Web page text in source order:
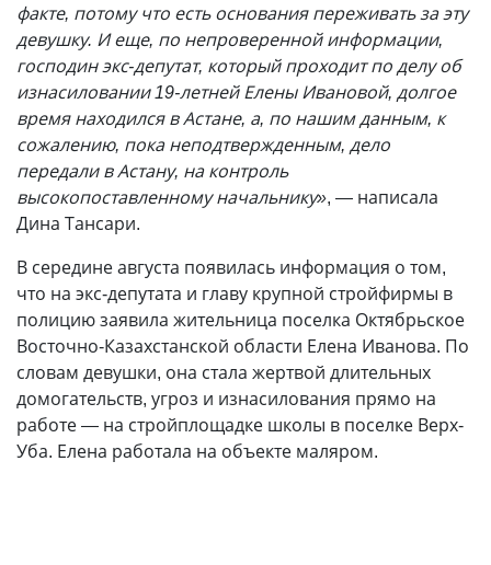
факте, потому что есть основания переживать за эту
девушку. И еще, по непроверенной информации,
господин экс-депутат, который проходит по делу об
изнасиловании 19-летней Елены Ивановой, долгое
время находился в Астане, а, по нашим данным, к
сожалению, пока неподтвержденным, дело
передали в Астану, на контроль
высокопоставленному начальнику», — написала
Дина Тансари.
В середине августа появилась информация о том,
что на экс-депутата и главу крупной стройфирмы в
полицию заявила жительница поселка Октябрьское
Восточно-Казахстанской области Елена Иванова. По
словам девушки, она стала жертвой длительных
домогательств, угроз и изнасилования прямо на
работе — на стройплощадке школы в поселке Верх-
Уба. Елена работала на объекте маляром.